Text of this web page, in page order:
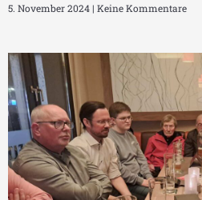
5. November 2024 Keine Kommentare